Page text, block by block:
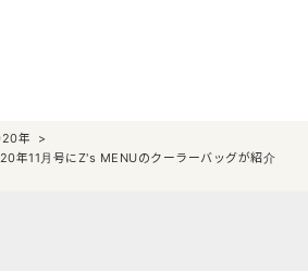
年
年11月号にZ's MENUのクーラーバッグが紹介